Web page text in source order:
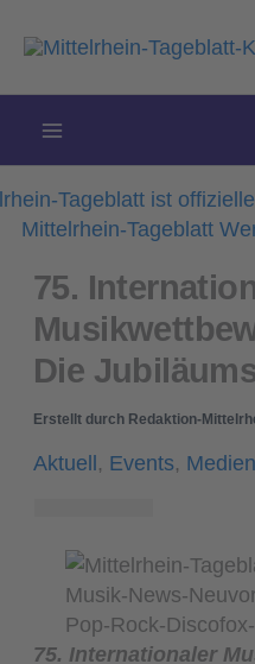
Inhalt
75.
Die
Erstellt durch Redaktion-
Aktuell, Events,
75. Internationaler